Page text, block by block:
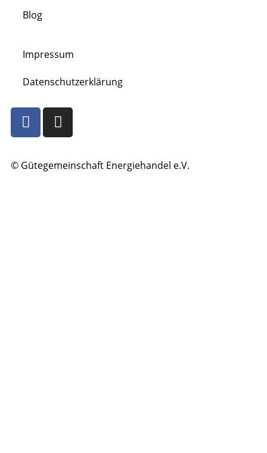
Blog
Impressum
Datenschutzerklärung
© Gütegemeinschaft Energiehandel e.V.